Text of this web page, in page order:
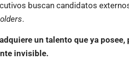
buscan candidatos
.
un talento que ya posee,
invisible.